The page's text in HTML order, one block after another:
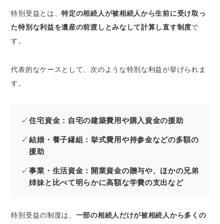
特別受益のトラブルを避けたいときは弁護士に
依頼するのがおすすめな理由
示される
特別受益に詳しい弁護士を探すならベンナビ相
特別受益を弁護士に相談して成功につながった3
つの事例
特別受益を主張して不均衡な生前贈与を調整
できたケース
特別受益とは、特定の相続人が被相続人から生前に受け取っ
た特別な利益を遺産の前渡しとみなして計算し直す制度で
す。
代表的なケースとして、次のような特別な利益が挙げられま
す。
住宅資金：自宅の建築費用や購入資金の援助
結婚・養子縁組：挙式費用や持参金などの多額の
援助
事業・生活資金：開業資金の贈与や、ほかの兄弟
姉妹と比べて明らかに高額な学費の支出など
特別受益の制度は、 一部の相続人だけが被相続人から多くの